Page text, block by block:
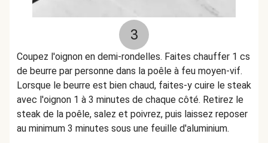
3
Coupez l'oignon en demi-rondelles. Faites chauffer 1 cs
de beurre par personne dans la poêle à feu moyen-vif.
Lorsque le beurre est bien chaud, faites-y cuire le steak
avec l'oignon 1 à 3 minutes de chaque côté. Retirez le
steak de la poêle, salez et poivrez, puis laissez reposer
au minimum 3 minutes sous une feuille d'aluminium.